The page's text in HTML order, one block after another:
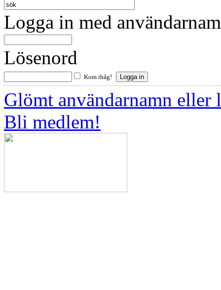
Logga in med
Lösenord
Kom ihåg!
Glömt användarnamn eller
Bli medlem!